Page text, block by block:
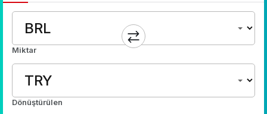
Miktar
Dönüştürülen